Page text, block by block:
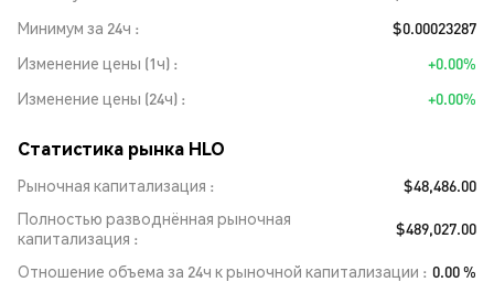
Минимум за 24ч
$0.00023287
Изменение цены (1ч)
+0.00%
Изменение цены (24ч)
+0.00%
Статистика рынка HLO
Рыночная капитализация
$48,486.00
Полностью разводнённая рыночная
капитализация
$489,027.00
Отношение объема за 24ч к рыночной капитализации
0.00 %